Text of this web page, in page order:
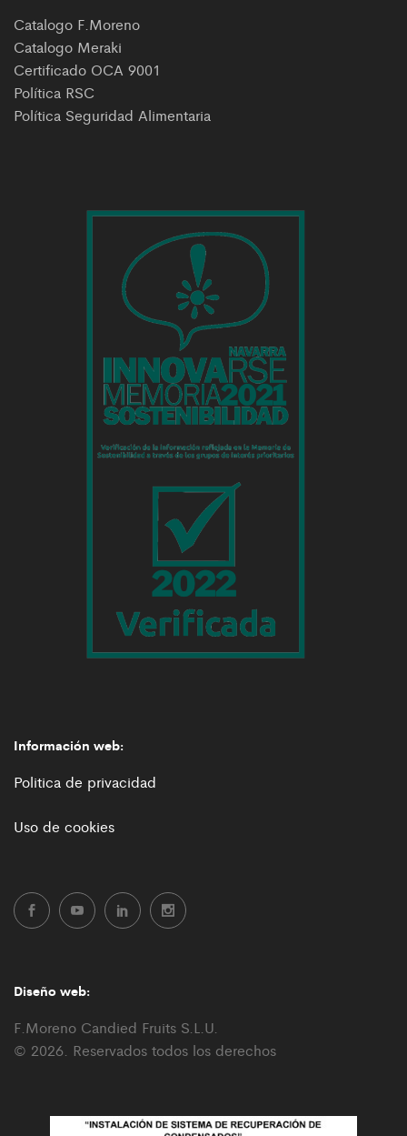
Catalogo F.Moreno
Catalogo Meraki
Certificado OCA 9001
Política RSC
Política Seguridad Alimentaria
Información web:
Politica de privacidad
Uso de cookies
Diseño web:
F.Moreno Candied Fruits S.L.U.
© 2026. Reservados todos los derechos